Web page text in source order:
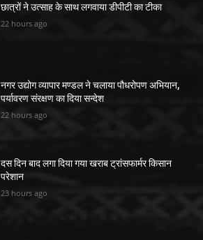
छात्रों ने उत्साह के साथ लगवाया डीपीटी का टीका
22 hours ago
नगर उद्योग व्यापार मण्डल ने चलाया पौधरोपण अभियान,
पर्यावरण संरक्षण का दिया सन्देश
22 hours ago
दस दिन बाद लगा दिया गया खराब ट्रांसफार्मर किसान
परेशान
23 hours ago